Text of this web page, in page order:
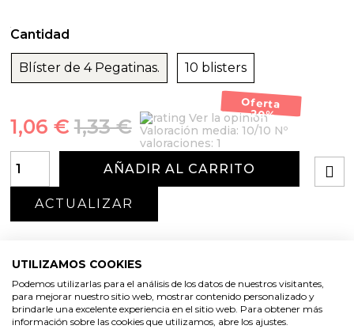
Cantidad
Blíster de 4 Pegatinas. 10 blisters
Oferta
-20%
1,33 €
1,06 €
Ver la opinión
Valoración media: 10/10 Nº
valoraciones: 1
AÑADIR AL CARRITO
UTILIZAMOS COOKIES
Podemos utilizarlas para el análisis de los datos de nuestros visitantes,
para mejorar nuestro sitio web, mostrar contenido personalizado y
brindarle una excelente experiencia en el sitio web. Para obtener más
información sobre las cookies que utilizamos, abre los ajustes.